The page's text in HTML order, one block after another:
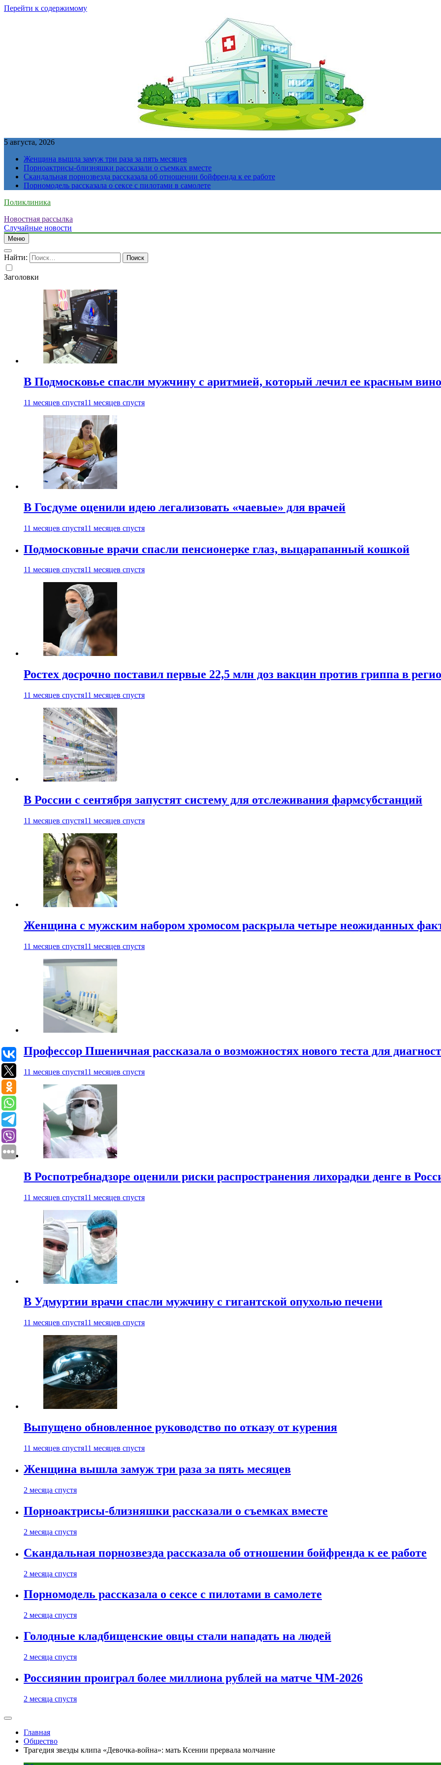
Перейти к содержимому
5 августа, 2026
Женщина вышла замуж три раза за пять месяцев
Порноактрисы-близняшки рассказали о съемках вместе
Скандальная порнозвезда рассказала об отношении бойфренда к ее работе
Порномодель рассказала о сексе с пилотами в самолете
Поликлиника
Новостная рассылка
Случайные новости
Меню
Найти:
Заголовки
В Подмосковье спасли мужчину с аритмией, который лечил ее красным
11 месяцев спустя11 месяцев спустя
В Госдуме оценили идею легализовать «чаевые» для врачей
11 месяцев спустя11 месяцев спустя
Подмосковные врачи спасли пенсионерке глаз, выцарапанный кошкой
11 месяцев спустя11 месяцев спустя
Ростех досрочно поставил первые 22,5 млн доз вакцин против гриппа в
11 месяцев спустя11 месяцев спустя
В России с сентября запустят систему для отслеживания фармсубстанций
11 месяцев спустя11 месяцев спустя
Женщина с мужским набором хромосом раскрыла четыре неожиданных
11 месяцев спустя11 месяцев спустя
Профессор Пшеничная рассказала о возможностях нового теста для
11 месяцев спустя11 месяцев спустя
В Роспотребнадзоре оценили риски распространения лихорадки денге в
11 месяцев спустя11 месяцев спустя
В Удмуртии врачи спасли мужчину с гигантской опухолью печени
11 месяцев спустя11 месяцев спустя
Выпущено обновленное руководство по отказу от курения
11 месяцев спустя11 месяцев спустя
Женщина вышла замуж три раза за пять месяцев
2 месяца спустя
Порноактрисы-близняшки рассказали о съемках вместе
2 месяца спустя
Скандальная порнозвезда рассказала об отношении бойфренда к ее работе
2 месяца спустя
Порномодель рассказала о сексе с пилотами в самолете
2 месяца спустя
Голодные кладбищенские овцы стали нападать на людей
2 месяца спустя
Россиянин проиграл более миллиона рублей на матче ЧМ-2026
2 месяца спустя
Главная
Общество
Трагедия звезды клипа «Девочка-война»: мать Ксении прервала молчание